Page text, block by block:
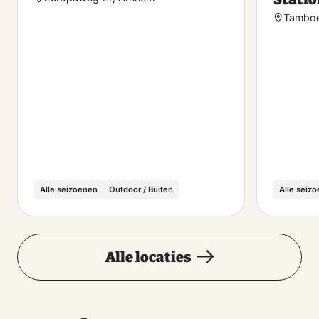
Alle seizoenen Outdoor / Buiten Alle
Alle locaties